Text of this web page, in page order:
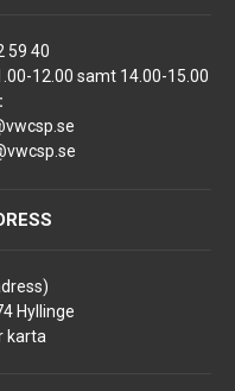
59 40
12.00 samt 14.00-15.00
Hyllinge
karta